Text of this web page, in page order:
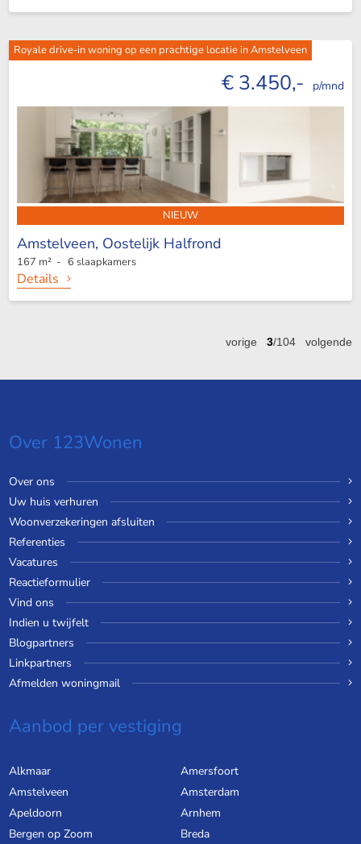
Royale drive-in woning op een prachtige locatie in Amstelveen
€ 3.450,- p/mnd
NIEUW
Amstelveen, Oostelijk Halfrond
167 m² - 6 slaapkamers
Details
vorige 3/104volgende
Over 123Wonen
Over ons
Uw huis verhuren
Woonverzekeringen afsluiten
Referenties
Vacatures
Reactieformulier
Vind ons
Indien u twijfelt
Blogpartners
Linkpartners
Afmelden woningmail
Aanbod per vestiging
Alkmaar
Amersfoort
Amstelveen
Amsterdam
Apeldoorn
Arnhem
Bergen op Zoom
Breda